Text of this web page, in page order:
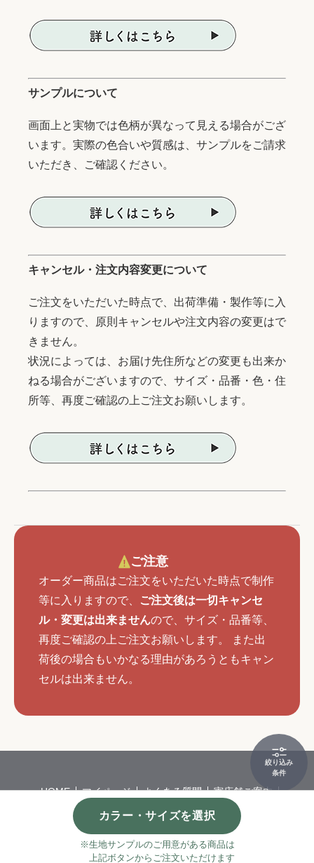
絞り込み
条件
カラー・サイズを選択
※生地サンプルのご用意がある商品は
上記ボタンからご注文いただけます
サンプルについて
画面上と実物では色柄が異なって見える場合がござ
います。実際の色合いや質感は、サンプルをご請求
いただき、ご確認ください。
キャンセル・注文内容変更について
ご注文をいただいた時点で、出荷準備・製作等に入
りますので、原則キャンセルや注文内容の変更はで
きません。
状況によっては、お届け先住所などの変更も出来か
ねる場合がございますので、サイズ・品番・色・住
所等、再度ご確認の上ご注文お願いします。
ご注意
オーダー商品はご注文をいただいた時点で制作
等に入りますので、
ご注文後は一切キャンセ
ル・変更は出来ませんので、サイズ・品番等、
再度ご確認の上ご注文お願いします。 また出
荷後の場合もいかなる理由があろうともキャン
セルは出来ません。
HOME マイページ よくある質問
実店舗ご案内
会社概要
特定商取引 個人情報保護方針
カーペット・カーテンの通販サイトならインテリアショップゆうあ
い